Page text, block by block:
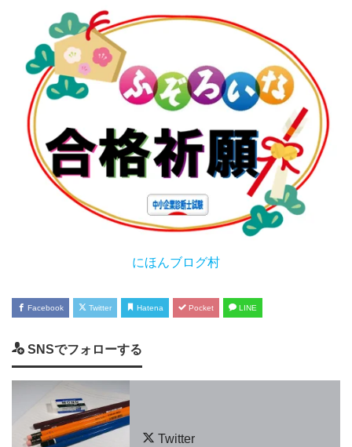
にほんブログ村
Facebook Twitter Hatena Pocket LINE
SNSでフォローする
Twitter